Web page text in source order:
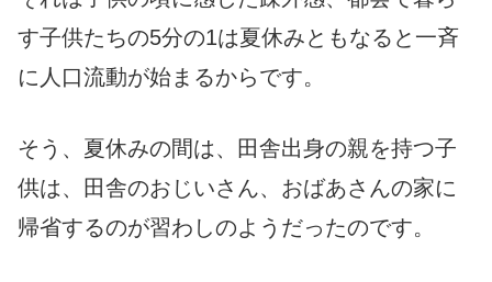
す子供たちの5分の1は夏休みともなると一斉
に人口流動が始まるからです。
そう、夏休みの間は、田舎出身の親を持つ子
供は、田舎のおじいさん、おばあさんの家に
帰省するのが習わしのようだったのです。